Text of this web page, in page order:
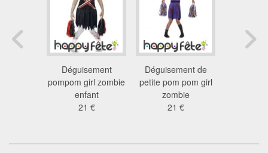
Déguisement
pompom girl zombie
enfant
21 €
Déguisement de
petite pom pom girl
zombie
21 €